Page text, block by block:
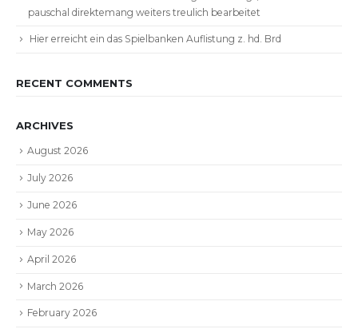
pauschal direktemang weiters treulich bearbeitet
Hier erreicht ein das Spielbanken Auflistung z. hd. Brd
RECENT COMMENTS
ARCHIVES
August 2026
July 2026
June 2026
May 2026
April 2026
March 2026
February 2026